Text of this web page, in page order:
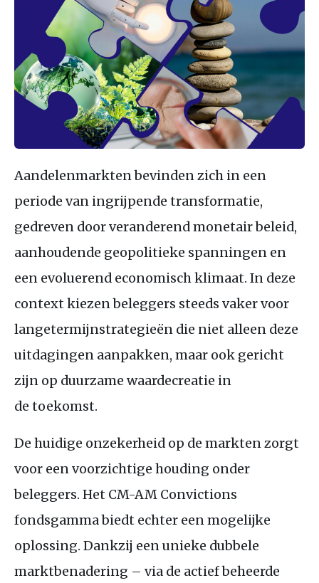
Aandelenmarkten bevinden zich in een
periode van ingrijpende transformatie,
gedreven door veranderend monetair beleid,
aanhoudende geopolitieke spanningen en
een evoluerend economisch klimaat. In deze
context kiezen beleggers steeds vaker voor
langetermijnstrategieën die niet alleen deze
uitdagingen aanpakken, maar ook gericht
zijn op duurzame waardecreatie in
de toekomst.
De huidige onzekerheid op de markten zorgt
voor een voorzichtige houding onder
beleggers. Het CM-AM Convictions
fondsgamma biedt echter een mogelijke
oplossing. Dankzij een unieke dubbele
marktbenadering – via de actief beheerde